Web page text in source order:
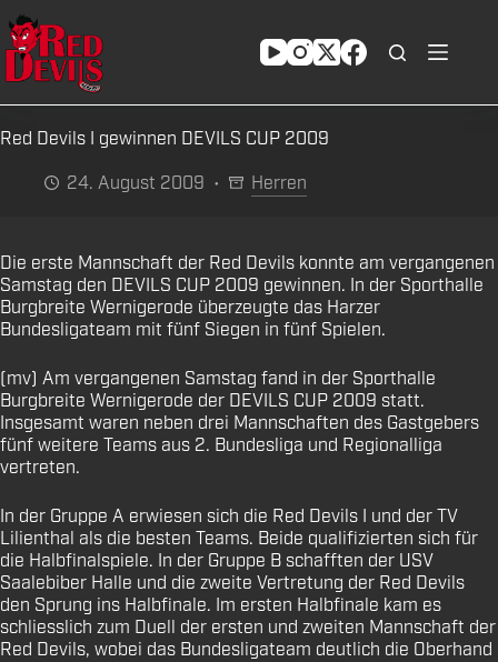
Zum
Inhalt
springen
Red Devils I gewinnen DEVILS CUP 2009
24. August 2009
Herren
Die erste Mannschaft der Red Devils konnte am vergangenen
Samstag den DEVILS CUP 2009 gewinnen. In der Sporthalle
Burgbreite Wernigerode überzeugte das Harzer
Bundesligateam mit fünf Siegen in fünf Spielen.
(mv) Am vergangenen Samstag fand in der Sporthalle
Burgbreite Wernigerode der DEVILS CUP 2009 statt.
Insgesamt waren neben drei Mannschaften des Gastgebers
fünf weitere Teams aus 2. Bundesliga und Regionalliga
vertreten.
In der Gruppe A erwiesen sich die Red Devils I und der TV
Lilienthal als die besten Teams. Beide qualifizierten sich für
die Halbfinalspiele. In der Gruppe B schafften der USV
Saalebiber Halle und die zweite Vertretung der Red Devils
den Sprung ins Halbfinale. Im ersten Halbfinale kam es
schliesslich zum Duell der ersten und zweiten Mannschaft der
Red Devils, wobei das Bundesligateam deutlich die Oberhand